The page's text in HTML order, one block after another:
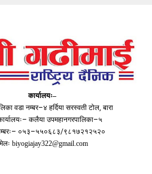
कार्यालयः–
वडा नम्बर–४ हर्दिया सरस्वती टोल, बारा
कलैया उपमहानगरपालिका–५
०५३–५५०६८३/९८१७२१२५२०
biyogiajay322@gmail.com